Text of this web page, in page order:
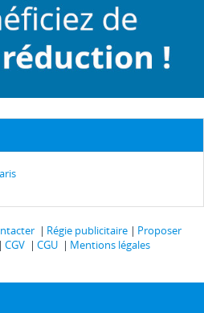
Régie publicitaire
Proposer
CGV CGU
Mentions légales